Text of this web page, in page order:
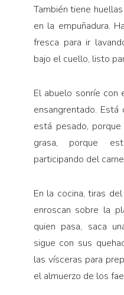
También tiene
en la empuñadura.
fresca para ir
bajo el cuello, listo
El abuelo sonríe con
ensangrentado.
está pe­sado,
grasa, porque
participando del
En la cocina, tiras
en­roscan sobre la
quien pasa, saca
sigue con sus
las vísceras para
el almuerzo de los